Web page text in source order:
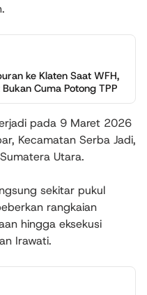
ke Klaten Saat WFH,
Cuma Potong TPP
pada 9 Maret 2026
Kecamatan Serba Jadi,
Utara.
sekitar pukul
rangkaian
hingga eksekusi
Irawati.